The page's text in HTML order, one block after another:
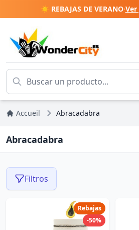
☀️ REBAJAS DE VERANO·
Accueil Abracadabra
Abracadabra
Filtros
Rebajas
-50%